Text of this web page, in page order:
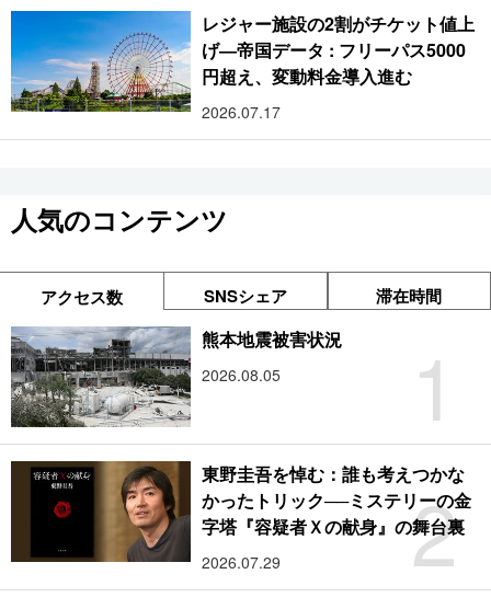
レジャー施設の2割がチケット値上
げ―帝国データ : フリーパス5000
円超え、変動料金導入進む
2026.07.17
人気のコンテンツ
アクセス数 SNSシェア 滞在時間
1
熊本地震被害状況
2026.08.05
2
東野圭吾を悼む：誰も考えつかな
かったトリック──ミステリーの金
字塔『容疑者Ｘの献身』の舞台裏
2026.07.29